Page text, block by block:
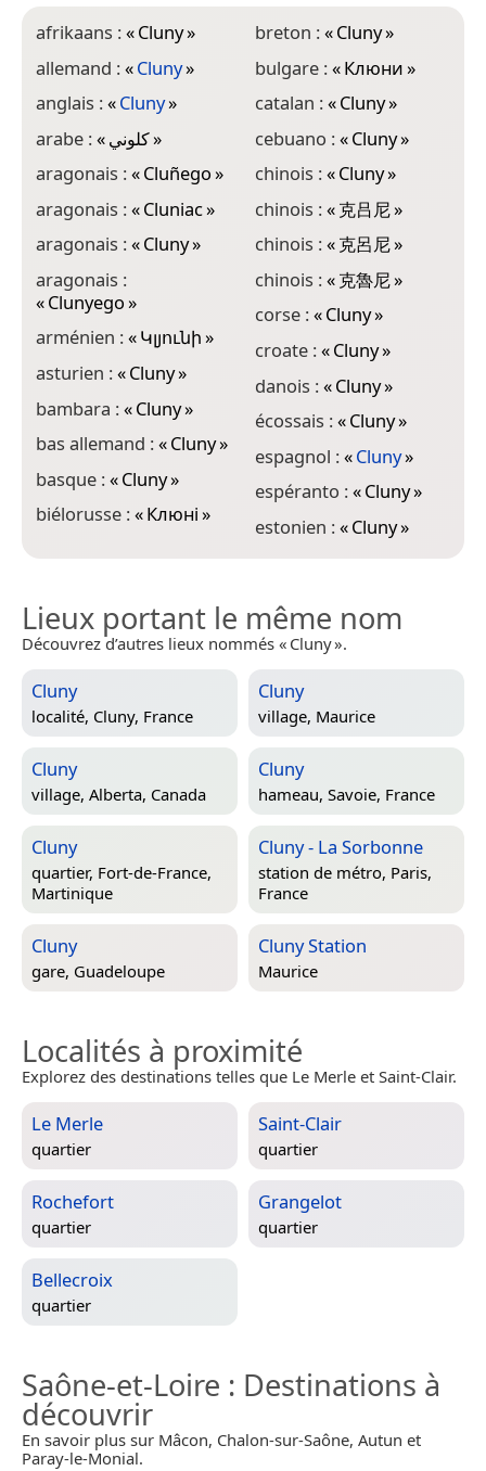
afrikaans :«Cluny»
allemand :«Cluny»
anglais :«Cluny»
arabe :«كلوني»
aragonais :«Cluñego»
aragonais :«Cluniac»
aragonais :«Cluny»
aragonais :
«Clunyego»
arménien :«Կլյունի»
asturien :«Cluny»
bambara :«Cluny»
bas allemand :«Cluny»
basque :«Cluny»
biélorusse :«Клюні»
breton :«Cluny»
bulgare :«Клюни»
catalan :«Cluny»
cebuano :«Cluny»
chinois :«Cluny»
chinois :«克吕尼»
chinois :«克呂尼»
chinois :«克魯尼»
corse :«Cluny»
croate :«Cluny»
danois :«Cluny»
écossais :«Cluny»
espagnol :«Cluny»
espéranto :«Cluny»
estonien :«Cluny»
Lieux portant le même nom
Découvrez d’autres lieux nommés « Cluny ».
Cluny
localité, Cluny, France
Cluny
village, Maurice
Cluny
village, Alberta, Canada
Cluny
hameau, Savoie, France
Cluny
quartier, Fort-de-France,
Martinique
Cluny - La Sorbonne
station de métro, Paris,
France
Cluny
gare, Guadeloupe
Cluny Station
Maurice
Localités à proximité
Explorez des destinations telles que Le Merle et Saint-Clair.
Le Merle
quartier
Saint-Clair
quartier
Rochefort
quartier
Grangelot
quartier
Bellecroix
quartier
Saône-et-Loire : Destinations à
découvrir
En savoir plus sur Mâcon, Chalon-sur-Saône, Autun et
Paray-le-Monial.